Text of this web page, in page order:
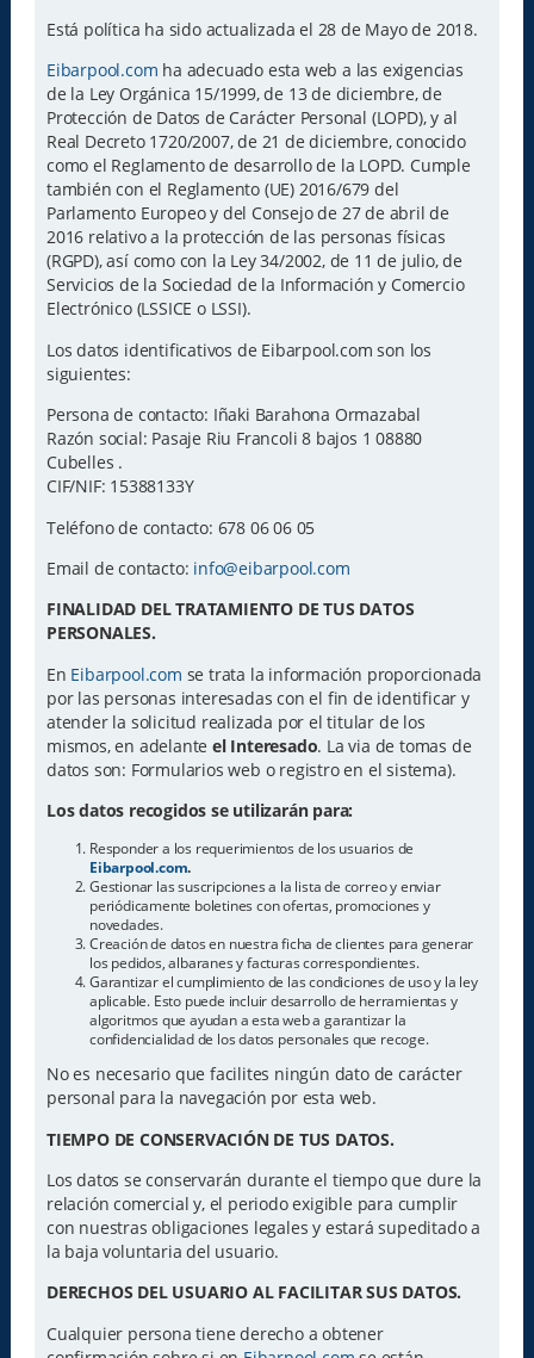
Está política ha sido actualizada el 28 de Mayo de 2018.
Eibarpool.com ha adecuado esta web a las exigencias
de la Ley Orgánica 15/1999, de 13 de diciembre, de
Protección de Datos de Carácter Personal (LOPD), y al
Real Decreto 1720/2007, de 21 de diciembre, conocido
como el Reglamento de desarrollo de la LOPD. Cumple
también con el Reglamento (UE) 2016/679 del
Parlamento Europeo y del Consejo de 27 de abril de
2016 relativo a la protección de las personas físicas
(RGPD), así como con la Ley 34/2002, de 11 de julio, de
Servicios de la Sociedad de la Información y Comercio
Electrónico (LSSICE o LSSI).
Los datos identificativos de Eibarpool.com son los
siguientes:
Persona de contacto: Iñaki Barahona Ormazabal
Razón social: Pasaje Riu Francoli 8 bajos 1 08880
Cubelles .
CIF/NIF: 15388133Y
Teléfono de contacto: 678 06 06 05
Email de contacto: info@eibarpool.com
FINALIDAD DEL TRATAMIENTO DE TUS DATOS
PERSONALES.
En Eibarpool.com se trata la información proporcionada
por las personas interesadas con el fin de identificar y
atender la solicitud realizada por el titular de los
mismos, en adelante el Interesado. La via de tomas de
datos son: Formularios web o registro en el sistema).
Los datos recogidos se utilizarán para:
Responder a los requerimientos de los usuarios de
Eibarpool.com.
Gestionar las suscripciones a la lista de correo y enviar
periódicamente boletines con ofertas, promociones y
novedades.
Creación de datos en nuestra ficha de clientes para generar
los pedidos, albaranes y facturas correspondientes.
Garantizar el cumplimiento de las condiciones de uso y la ley
aplicable. Esto puede incluir desarrollo de herramientas y
algoritmos que ayudan a esta web a garantizar la
confidencialidad de los datos personales que recoge.
No es necesario que facilites ningún dato de carácter
personal para la navegación por esta web.
TIEMPO DE CONSERVACIÓN DE TUS DATOS.
Los datos se conservarán durante el tiempo que dure la
relación comercial y, el periodo exigible para cumplir
con nuestras obligaciones legales y estará supeditado a
la baja voluntaria del usuario.
DERECHOS DEL USUARIO AL FACILITAR SUS DATOS.
Cualquier persona tiene derecho a obtener